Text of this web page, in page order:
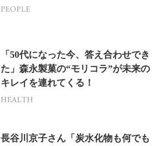
PEOPLE
「50代になった今、答え合わせでき
た」森永製菓の“モリコラ”が未来の
キレイを連れてくる！
HEALTH
長谷川京子さん「炭水化物も何でも